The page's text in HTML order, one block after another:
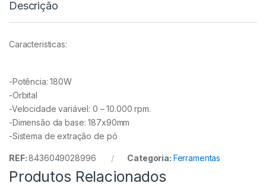
Descrição
Caracteristicas:
-Potência: 180W
-Orbital
-Velocidade variável: 0 – 10.000 rpm.
-Dimensão da base: 187x90mm
-Sistema de extração de pó
REF:8436049028996 Categoria: Ferramentas
Produtos Relacionados